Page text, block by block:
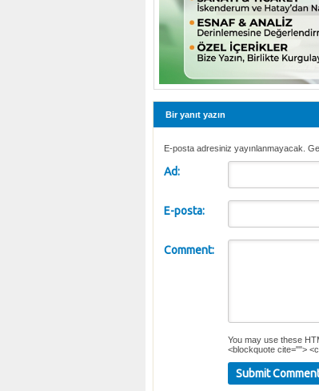
Bir yanıt yazın
E-posta adresiniz yayınlanmayacak.
Ad:
E-posta:
Comment:
You may use these
<blockquote cite="">